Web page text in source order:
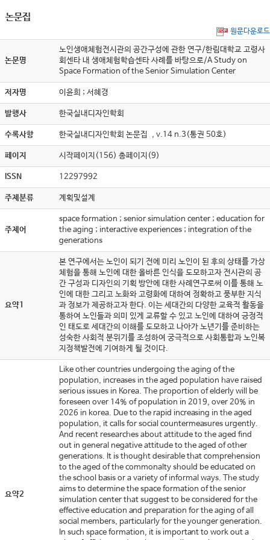
논문집
원문다운로드
논문명
노인생애체험전시관의 공간구성에 관한 연구/한림대학교 고령사
회센타 내 생애체험학습센타 사례를 바탕으로/A Study on
Space Formation of the Senior Simulation Center
저자명 이윤희 ; 서혜경
발행사 한국실내디자인학회
수록사항 한국실내디자인학회 논문집 , v.14 n.3(통권 50호)
페이지 시작페이지(156) 총페이지(9)
ISSN 12297992
주제분류 계획및설계
주제어
space formation ; senior simulation center ; education for
the aging ; interactive experiences ; integration of the
generations
요약1
본 연구에서는 노인이 되기 전에 미리 노인이 된 후의 상태를 가상
체험을 통해 노인에 대한 올바른 인식을 도모하고자 전시관의 공
간 구성과 디자인의 기획 방안에 대한 사례연구로써 이를 통해 노
인에 대한 그리고 노화와 고령화에 대하여 정확하고 풍부한 지식
과 정보가 제공하고자 한다. 이는 세대간의 다양한 교육적 활동을
통하여 노인들과 의미 있게 교류할 수 있고 노인에 대하여 긍정적
인 태도로 세대간의 이해를 도모하고 나아가 노년기를 준비하는
성숙한 사회적 분위기를 조성하여 궁극적으로 사회통합과 노인복
지정책발전에 기여하게 될 것이다.
요약2
Like other countries undergoing the aging of the
population, increases in the aged population have raised
serious issues in Korea. The proportion of elderly will be
foreseen over 14% of population in 2019, over 20% in
2026 in korea. Due to the rapid increasing in the aged
population, it calls for social countermeasures urgently.
And recent researches about attitude to the aged find
out in general negative attitude to the aged of other
generations. It is thought desirable that comprehension
to the aged of the commonalty should be educated on
the school basis or a variety of informal ways. The study
aims to determine the space formation of the senior
simulation center that suggest to be considered for the
effective education and preparation for the aging of all
social members, particularly for the younger generation.
In such space formation, it is important to work out a